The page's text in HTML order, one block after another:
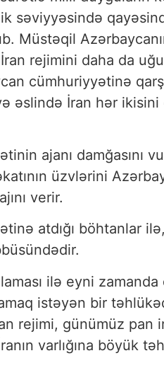
səviyyəsində
Müstəqil
rejimini daha da
cümhuriyyətinə
əslində İran hər
ajanı damğasını
üzvlərini
verir.
atdığı böhtanlar
ilə eyni zamanda
istəyən bir
rejimi, günümüz pan
varlığına böyük